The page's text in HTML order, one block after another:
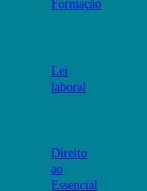
Formação
Lei
laboral
Direito
ao
Essencial